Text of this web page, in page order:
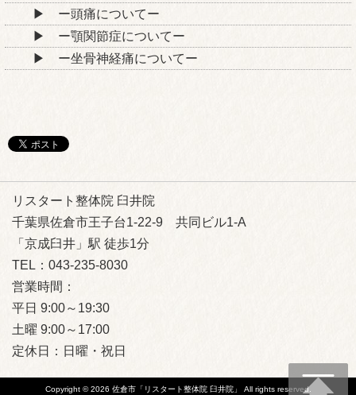
ー頭痛についてー
ー顎関節症についてー
ー坐骨神経痛についてー
リスタート整体院 臼井院
千葉県佐倉市王子台1-22-9 共同ビル1-A
「京成臼井」駅 徒歩1分
TEL：043-235-8030
営業時間：
平日 9:00～19:30
土曜 9:00～17:00
定休日：日曜・祝日
Copyright © 2026 佐倉市「リスタート整体院 臼井院」 All rights reserved.